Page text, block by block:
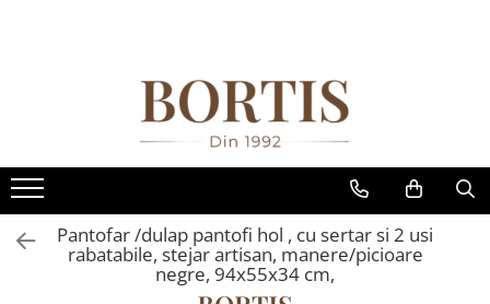
Fotolii balansoar/relaxante
Canapele
Coltare/canapele in L
Comode
Comode lux-ultramoderne
Pantofar /dulap pantofi hol , cu sertar si 2 usi
rabatabile, stejar artisan, manere/picioare
negre, 94x55x34 cm,